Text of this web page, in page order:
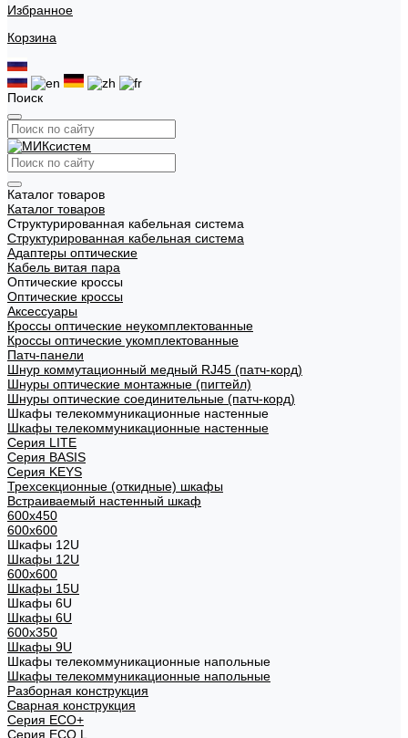
Избранное
Корзина
Поиск
Каталог товаров
Каталог товаров
Структурированная кабельная система
Структурированная кабельная система
Адаптеры оптические
Кабель витая пара
Оптические кроссы
Оптические кроссы
Аксессуары
Кроссы оптические неукомплектованные
Кроссы оптические укомплектованные
Патч-панели
Шнур коммутационный медный RJ45 (патч-корд)
Шнуры оптические монтажные (пигтейл)
Шнуры оптические соединительные (патч-корд)
Шкафы телекоммуникационные настенные
Шкафы телекоммуникационные настенные
Cерия LITE
Cерия BASIS
Cерия KEYS
Трехсекционные (откидные) шкафы
Встраиваемый настенный шкаф
600x450
600x600
Шкафы 12U
Шкафы 12U
600x600
Шкафы 15U
Шкафы 6U
Шкафы 6U
600x350
Шкафы 9U
Шкафы телекоммуникационные напольные
Шкафы телекоммуникационные напольные
Разборная конструкция
Сварная конструкция
Серия ECO+
Серия ECO L